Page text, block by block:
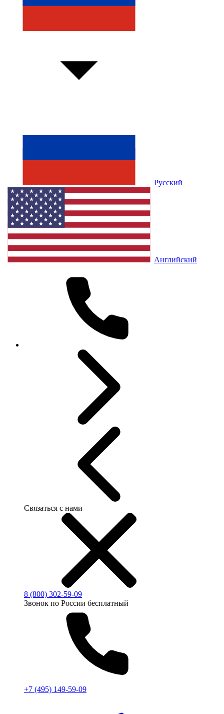
Русский
Английский
Связаться с нами
8 (800) 302-59-09
Звонок по России бесплатный
+7 (495) 149-59-09